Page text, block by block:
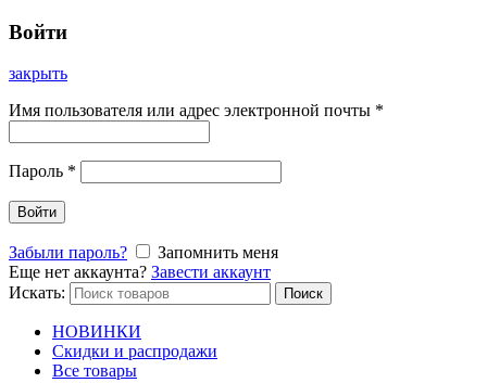
Войти
закрыть
Имя пользователя или адрес электронной почты *
Пароль *
Войти
Забыли пароль?
Запомнить меня
Еще нет аккаунта? Завести аккаунт
Искать:
Поиск
НОВИНКИ
Скидки и распродажи
Все товары